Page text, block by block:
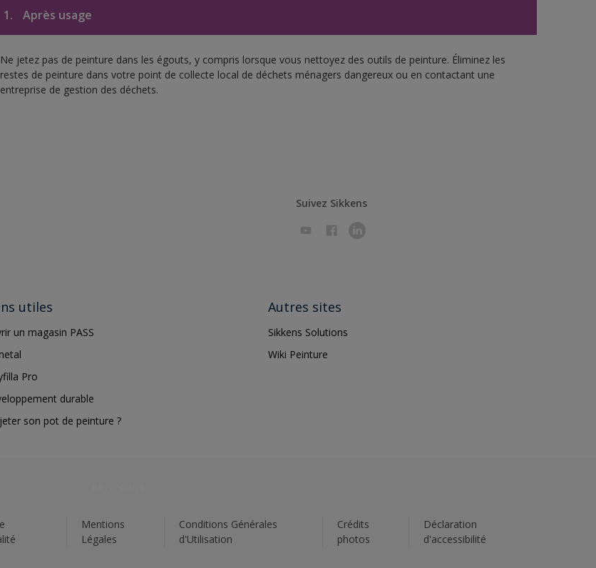
1. Après usage
Ne jetez pas de peinture dans les égouts, y compris lorsque vous nettoyez des outils de peinture. Éliminez les
restes de peinture dans votre point de collecte local de déchets ménagers dangereux ou en contactant une
entreprise de gestion des déchets.
Suivez Sikkens
utiles
un magasin PASS
Pro
durable
son pot de peinture ?
Autres sites
Sikkens Solutions
Wiki Peinture
Mentions
Légales
Conditions Générales
d'Utilisation
Crédits
photos
Déclaration
d'accessibilité